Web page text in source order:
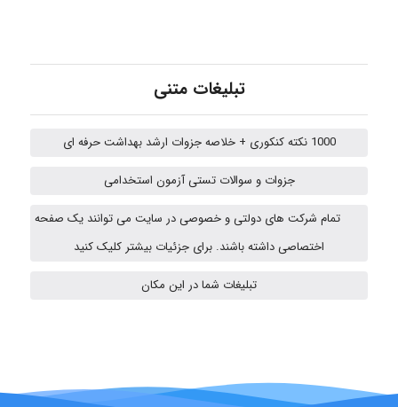
malekf
abolfazlkoshehe
تبلیغات متنی
1000 نکته کنکوری + خلاصه جزوات ارشد بهداشت حرفه ای
جزوات و سوالات تستی آزمون استخدامی
تمام شرکت های دولتی و خصوصی در سایت می توانند یک صفحه
اختصاصی داشته باشند. برای جزئیات بیشتر کلیک کنید
تبلیغات شما در این مکان